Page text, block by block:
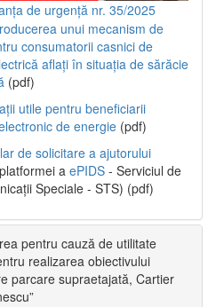
de urgență nr. 35/2025
unui mecanism de
consumatorii casnici de
aflați în situația de sărăcie
(pdf)
utile pentru beneficiarii
de energie (pdf)
de solicitare a ajutorului
a ePIDS - Serviciul de
Speciale - STS) (pdf)
pentru cauză de utilitate
realizarea obiectivului
parcare supraetajată, Cartier